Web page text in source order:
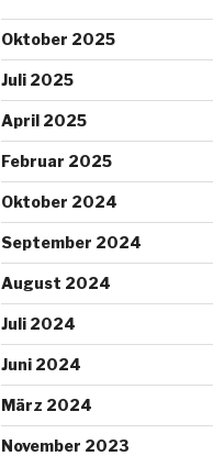
Oktober 2025
Juli 2025
April 2025
Februar 2025
Oktober 2024
September 2024
August 2024
Juli 2024
Juni 2024
März 2024
November 2023